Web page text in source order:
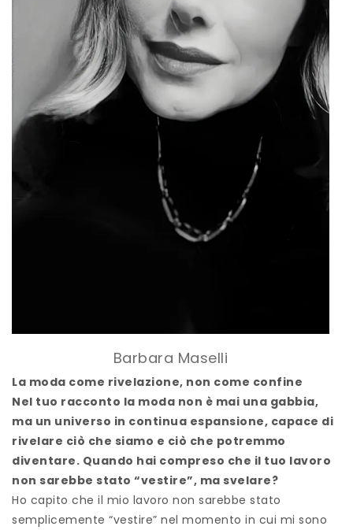
Barbara Maselli
La moda come rivelazione, non come confine
Nel tuo racconto la moda non è mai una gabbia,
ma un universo in continua espansione, capace di
rivelare ciò che siamo e ciò che potremmo
diventare. Quando hai compreso che il tuo lavoro
non sarebbe stato “vestire”, ma svelare?
Ho capito che il mio lavoro non sarebbe stato
semplicemente “vestire” nel momento in cui mi sono